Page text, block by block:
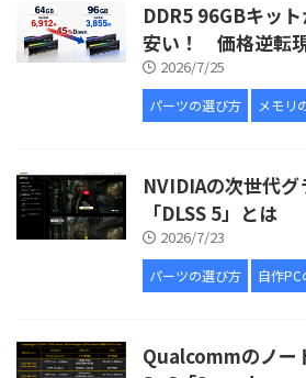
DDR5 96GBキッ
安い！ 価格逆転
2026/7/25
パーツの選び方 メモリ
NVIDIAの次世代
「DLSS 5」とは
2026/7/23
パーツの選び方 自作
Qualcommのノー